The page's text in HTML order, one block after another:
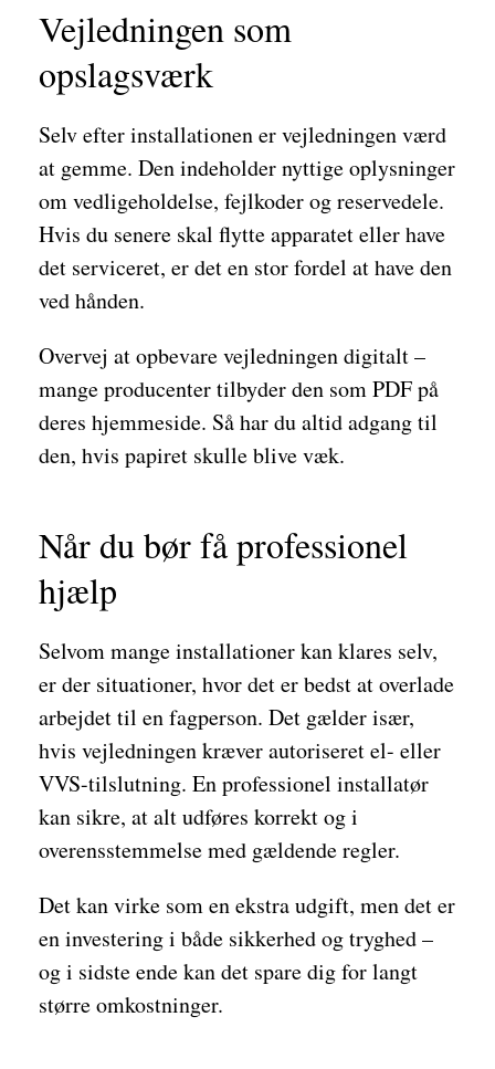
Vejledningen som
opslagsværk
Selv efter installationen er vejledningen værd
at gemme. Den indeholder nyttige oplysninger
om vedligeholdelse, fejlkoder og reservedele.
Hvis du senere skal flytte apparatet eller have
det serviceret, er det en stor fordel at have den
ved hånden.
Overvej at opbevare vejledningen digitalt –
mange producenter tilbyder den som PDF på
deres hjemmeside. Så har du altid adgang til
den, hvis papiret skulle blive væk.
Når du bør få professionel
hjælp
Selvom mange installationer kan klares selv,
er der situationer, hvor det er bedst at overlade
arbejdet til en fagperson. Det gælder især,
hvis vejledningen kræver autoriseret el- eller
VVS-tilslutning. En professionel installatør
kan sikre, at alt udføres korrekt og i
overensstemmelse med gældende regler.
Det kan virke som en ekstra udgift, men det er
en investering i både sikkerhed og tryghed –
og i sidste ende kan det spare dig for langt
større omkostninger.